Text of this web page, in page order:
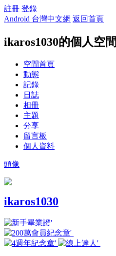
註冊 登錄
Android 台灣中文網 返回首頁
ikaros1030的個人空間
空間首頁
動態
記錄
日誌
相冊
主題
分享
留言板
個人資料
頭像
ikaros1030